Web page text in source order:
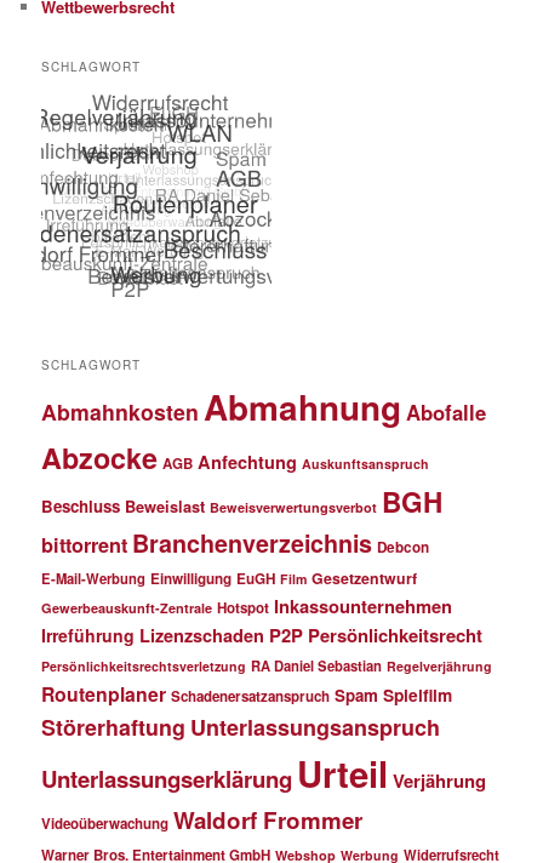
Wettbewerbsrecht
SCHLAGWORT
SCHLAGWORT
Abmahnkosten Abmahnung Abofalle
Abzocke AGB Anfechtung Auskunftsanspruch
Beschluss Beweislast Beweisverwertungsverbot BGH
bittorrent Branchenverzeichnis Debcon
E-Mail-Werbung Einwilligung EuGH Film Gesetzentwurf
Gewerbeauskunft-Zentrale Hotspot Inkassounternehmen
Irreführung Lizenzschaden P2P Persönlichkeitsrecht
Persönlichkeitsrechtsverletzung RA Daniel Sebastian Regelverjährung
Routenplaner Schadenersatzanspruch Spam Spielfilm
Störerhaftung Unterlassungsanspruch
Unterlassungserklärung Urteil Verjährung
Videoüberwachung Waldorf Frommer
Warner Bros. Entertainment GmbH Webshop Werbung Widerrufsrecht